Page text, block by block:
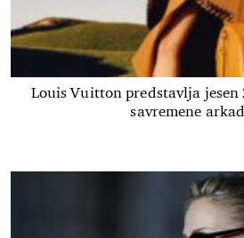
Louis Vuitton predstavlja jesen
savremene